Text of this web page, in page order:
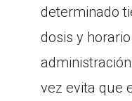
determinado
dosis y
vez evita que